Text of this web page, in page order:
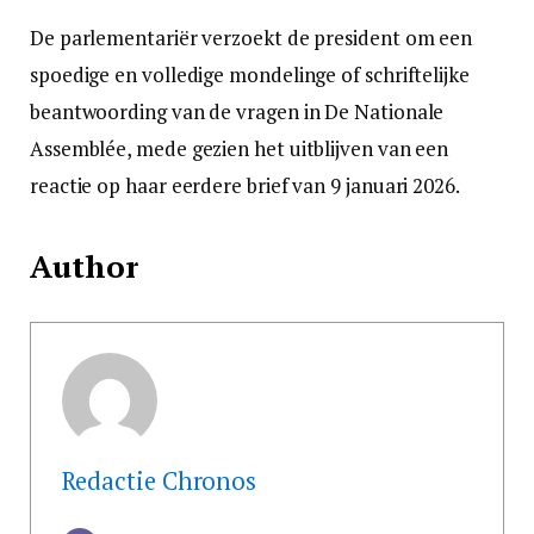
De parlementariër verzoekt de president om een
spoedige en volledige mondelinge of schriftelijke
beantwoording van de vragen in De Nationale
Assemblée, mede gezien het uitblijven van een
reactie op haar eerdere brief van 9 januari 2026.
Author
Redactie Chronos